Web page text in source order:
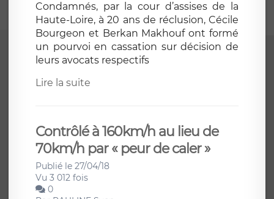
Condamnés, par la cour d’assises de la
Haute-Loire, à 20 ans de réclusion, Cécile
Bourgeon et Berkan Makhouf ont formé
un pourvoi en cassation sur décision de
leurs avocats respectifs
Lire la suite
Contrôlé à 160km/h au lieu de
70km/h par « peur de caler »
Publié le 27/04/18
Vu 3 012 fois
0